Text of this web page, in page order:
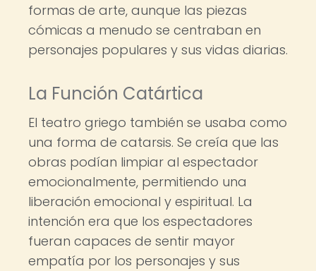
formas de arte, aunque las piezas
cómicas a menudo se centraban en
personajes populares y sus vidas diarias.
La Función Catártica
El teatro griego también se usaba como
una forma de catarsis. Se creía que las
obras podían limpiar al espectador
emocionalmente, permitiendo una
liberación emocional y espiritual. La
intención era que los espectadores
fueran capaces de sentir mayor
empatía por los personajes y sus